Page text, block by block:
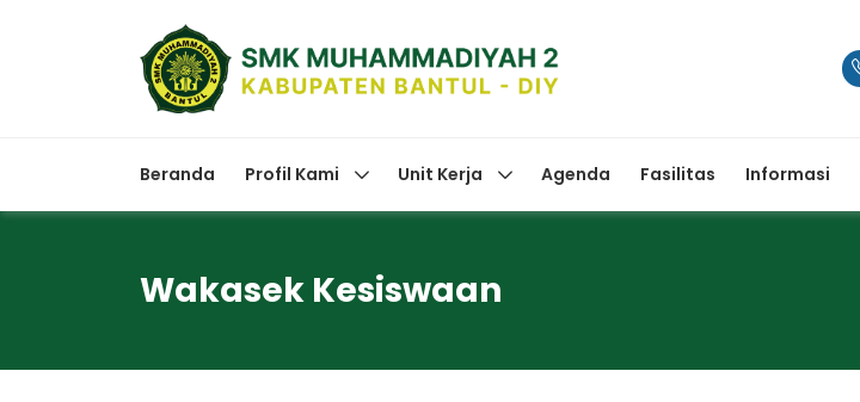
Beranda Profil Kami Unit Kerja Agenda Fasilitas Informasi
Wakasek Kesiswaan